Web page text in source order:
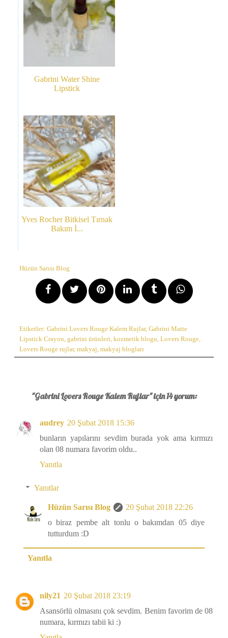
Gabrini Water Shine
Lipstick
Yves Rocher Bitkisel Tırnak
Bakım İ...
Hüzün Sarısı Blog
Etiketler: Gabrini Lovers Rouge Kalem Rujlar, Gabrini Matte
Lipstick Crayon, gabrini ürünleri, kozmetik blogu, Lovers Rouge,
Lovers Rouge rujlar, makyaj, makyaj blogları
"Gabrini Lovers Rouge Kalem Rujlar" için 14 yorum:
audrey 20 Şubat 2018 15:36
bunların yapılarını sevdim burada yok ama kırmızı
olan 08 numara favorim oldu..
Yanıtla
Yanıtlar
Hüzün Sarısı Blog
20 Şubat 2018 22:26
o biraz pembe alt tonlu o bakımdan 05 diye
tutturdum :D
Yanıtla
nily21 20 Şubat 2018 23:19
Asansörlü olmasını çok sevdim. Benim favorim de 08
numara, kırmızı tabii ki :)